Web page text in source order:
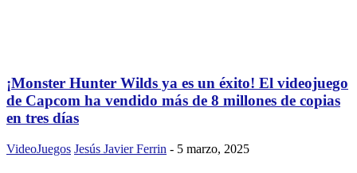
¡Monster Hunter Wilds ya es un éxito! El videojuego
de Capcom ha vendido más de 8 millones de copias
en tres días
VideoJuegos Jesús Javier Ferrin - 5 marzo, 2025